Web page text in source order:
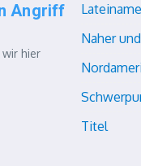
Angriff
wir hier
Naher
Titel